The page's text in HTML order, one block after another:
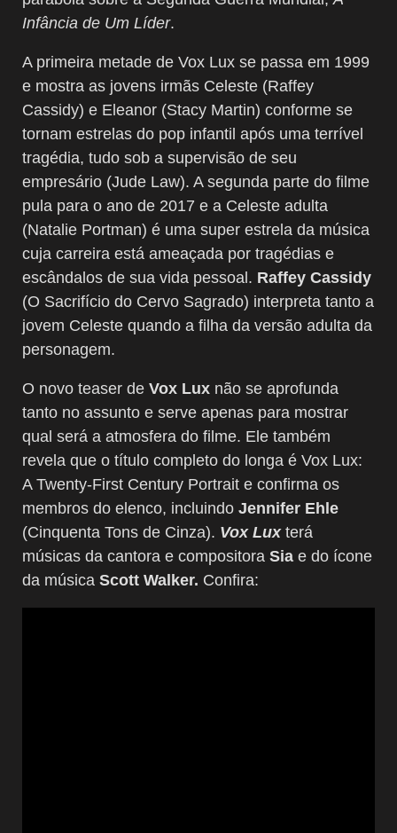
Infância de Um Líder.
A primeira metade de Vox Lux se passa em 1999
e mostra as jovens irmãs Celeste (Raffey
Cassidy) e Eleanor (Stacy Martin) conforme se
tornam estrelas do pop infantil após uma terrível
tragédia, tudo sob a supervisão de seu
empresário (Jude Law). A segunda parte do filme
pula para o ano de 2017 e a Celeste adulta
(Natalie Portman) é uma super estrela da música
cuja carreira está ameaçada por tragédias e
escândalos de sua vida pessoal. Raffey Cassidy
(O Sacrifício do Cervo Sagrado) interpreta tanto a
jovem Celeste quando a filha da versão adulta da
personagem.
O novo teaser de Vox Lux não se aprofunda
tanto no assunto e serve apenas para mostrar
qual será a atmosfera do filme. Ele também
revela que o título completo do longa é Vox Lux:
A Twenty-First Century Portrait e confirma os
membros do elenco, incluindo Jennifer Ehle
(Cinquenta Tons de Cinza). Vox Luxterá
músicas da cantora e compositora Sia e do ícone
da música Scott Walker. Confira: